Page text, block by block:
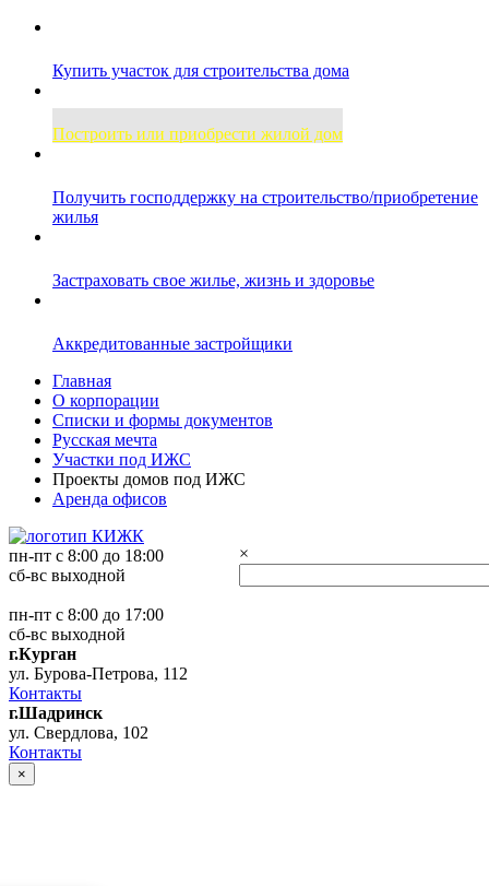
Купить участок для строительства дома
Построить или приобрести жилой дом
Получить господдержку на строительство/приобретение
жилья
Застраховать свое жилье, жизнь и здоровье
Аккредитованные застройщики
Главная
О корпорации
Списки и формы документов
Русская мечта
Участки под ИЖС
Проекты домов под ИЖС
Аренда офисов
×
пн-пт с 8:00 до 18:00
сб-вс выходной
пн-пт с 8:00 до 17:00
сб-вс выходной
г.Курган
ул. Бурова-Петрова, 112
Контакты
г.Шадринск
ул. Свердлова, 102
Контакты
×